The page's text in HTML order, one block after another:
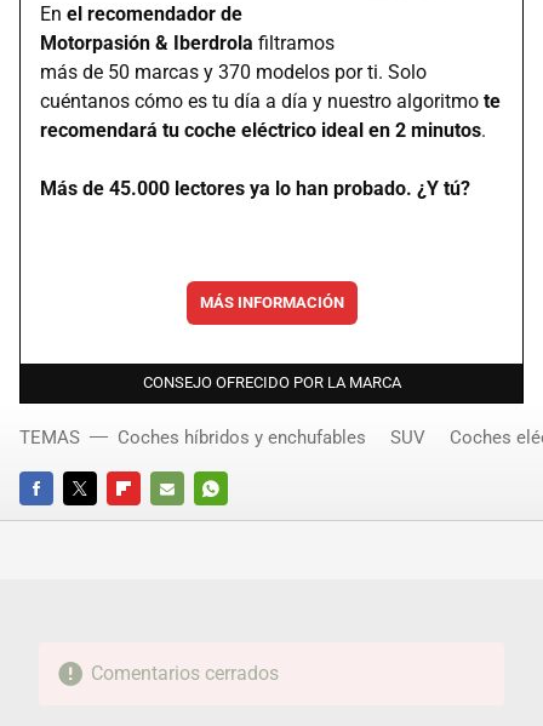
En el recomendador de
Motorpasión & Iberdrola filtramos
más de 50 marcas y 370 modelos por ti. Solo
cuéntanos cómo es tu día a día y nuestro algoritmo te
recomendará tu coche eléctrico ideal en 2 minutos.
Más de 45.000 lectores ya lo han probado. ¿Y tú?
MÁS INFORMACIÓN
CONSEJO OFRECIDO POR LA MARCA
FACEBOOKTWITTERFLIPBOARD
E-
WHATSAPP
TEMAS Coches híbridos y enchufables SUV Coches
Comentarios cerrados